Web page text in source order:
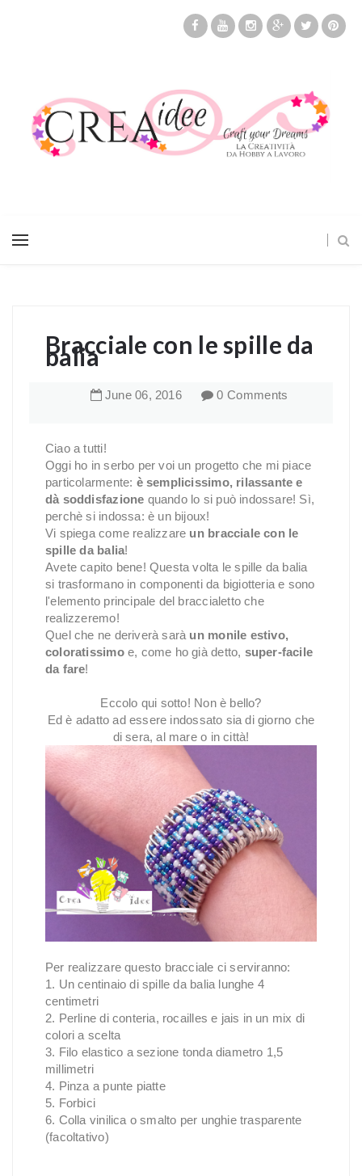
Bracciale con le spille da
balia
June 06, 2016 0 Comments
Ciao a tutti!
Oggi ho in serbo per voi un progetto che mi piace
particolarmente: è semplicissimo, rilassante e
dà soddisfazione quando lo si può indossare! Sì,
perchè si indossa: è un bijoux!
Vi spiega come realizzare un bracciale con le
spille da balia!
Avete capito bene! Questa volta le spille da balia
si trasformano in componenti da bigiotteria e sono
l'elemento principale del braccialetto che
realizzeremo!
Quel che ne deriverà sarà un monile estivo,
coloratissimoe, come ho già detto, super-facile
da fare!
Eccolo qui sotto! Non è bello?
Ed è adatto ad essere indossato sia di giorno che
di sera, al mare o in città!
Per realizzare questo bracciale ci serviranno:
1. Un centinaio di spille da balia lunghe 4
centimetri
2. Perline di conteria, rocailles e jais in un mix di
colori a scelta
3. Filo elastico a sezione tonda diametro 1,5
millimetri
4. Pinza a punte piatte
5. Forbici
6. Colla vinilica o smalto per unghie trasparente
(facoltativo)